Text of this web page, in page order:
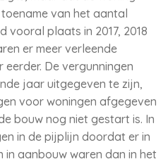
van het aantal
vooral plaats in 2017, 2018
er meer verleende
De vergunningen
jaar uitgegeven te zijn,
voor woningen afgegeven
bouw nog niet gestart is. In
in de pijplijn doordat er in
in aanbouw waren dan in het